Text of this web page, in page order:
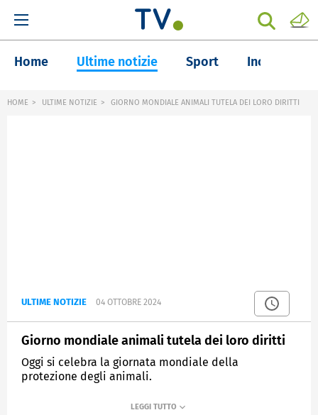
Home Ultime notizie Sport Inchieste
HOME ULTIME NOTIZIE GIORNO MONDIALE ANIMALI TUTELA DEI LORO DIRITTI
ULTIME NOTIZIE 04 OTTOBRE 2024
Giorno mondiale animali tutela dei loro diritti
Oggi si celebra la giornata mondiale della
protezione degli animali.